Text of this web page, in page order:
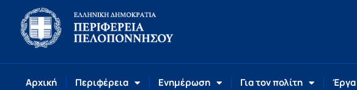
Αρχική Περιφέρεια Ενημέρωση Για τον πολίτη Έργα